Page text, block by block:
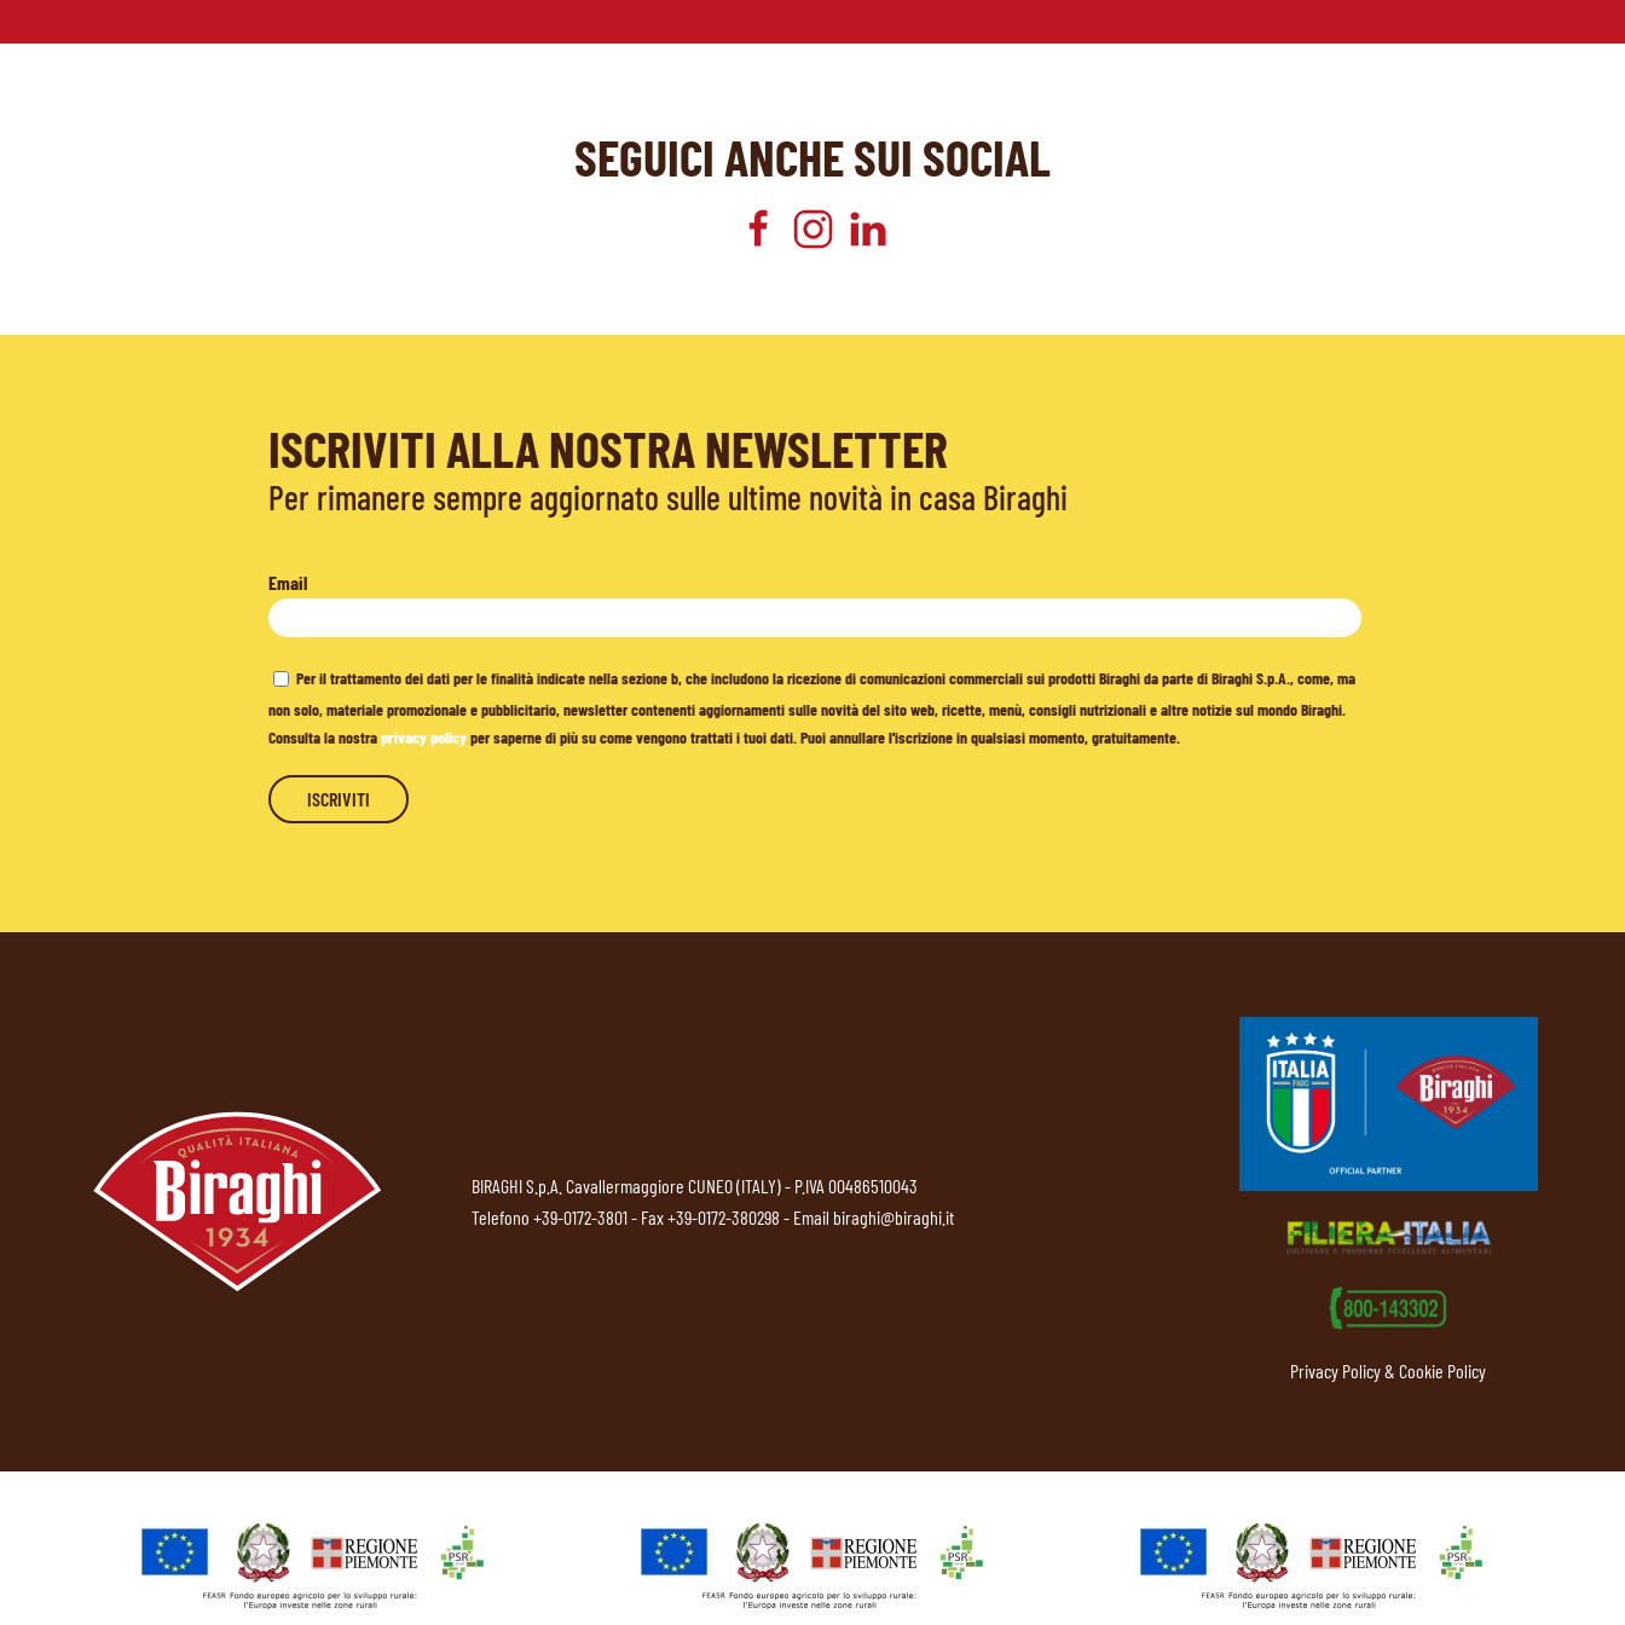
SEGUICI ANCHE SUI SOCIAL
ISCRIVITI ALLA NOSTRA NEWSLETTER
Per rimanere sempre aggiornato sulle ultime novità in casa Biraghi
Email
Per il trattamento dei dati per le finalità indicate nella sezione b, che includono la ricezione di comunicazioni commerciali sui prodotti Biraghi da parte di Biraghi S.p.A., come, ma
non solo, materiale promozionale e pubblicitario, newsletter contenenti aggiornamenti sulle novità del sito web, ricette, menù, consigli nutrizionali e altre notizie sul mondo Biraghi.
Consulta la nostraprivacy policyper saperne di più su come vengono trattati i tuoi dati. Puoi annullare l'iscrizione in qualsiasi momento, gratuitamente.
BIRAGHI S.p.A. Cavallermaggiore CUNEO (ITALY) - P.IVA 00486510043
Telefono +39-0172-3801- Fax +39-0172-380298 - Email biraghi@biraghi.it
Privacy Policy & Cookie Policy